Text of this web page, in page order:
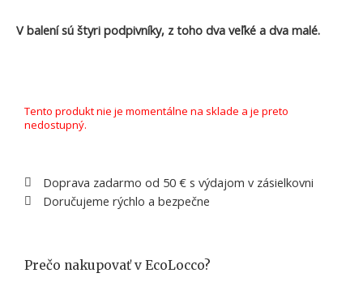
V balení sú štyri podpivníky, z toho dva veľké a dva malé.
Tento produkt nie je momentálne na sklade a je preto
nedostupný.
Doprava zadarmo od 50 € s výdajom v zásielkovni
Doručujeme rýchlo a bezpečne
Prečo nakupovať v EcoLocco?